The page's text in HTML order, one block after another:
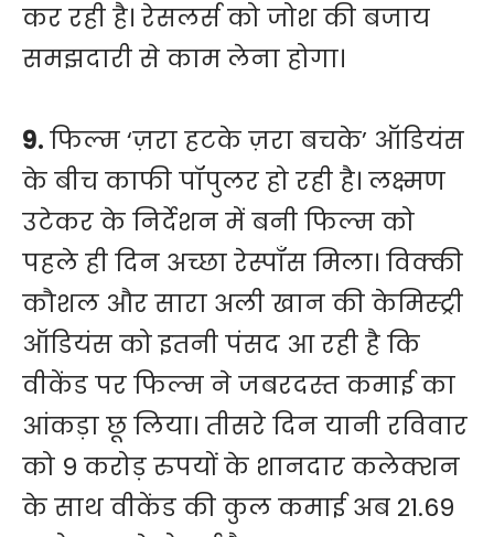
कर रही है। रेसलर्स को जोश की बजाय
समझदारी से काम लेना होगा।
9.फिल्म ‘ज़रा हटके ज़रा बचके’ ऑडियंस
के बीच काफी पॉपुलर हो रही है। लक्ष्मण
उटेकर के निर्देशन में बनी फिल्म को
पहले ही दिन अच्छा रेस्पॉंस मिला। विक्की
कौशल और सारा अली खान की केमिस्ट्री
ऑडियंस को इतनी पंसद आ रही है कि
वीकेंड पर फिल्म ने जबरदस्त कमाई का
आंकड़ा छू लिया। तीसरे दिन यानी रविवार
को 9 करोड़ रुपयों के शानदार कलेक्शन
के साथ वीकेंड की कुल कमाई अब 21.69